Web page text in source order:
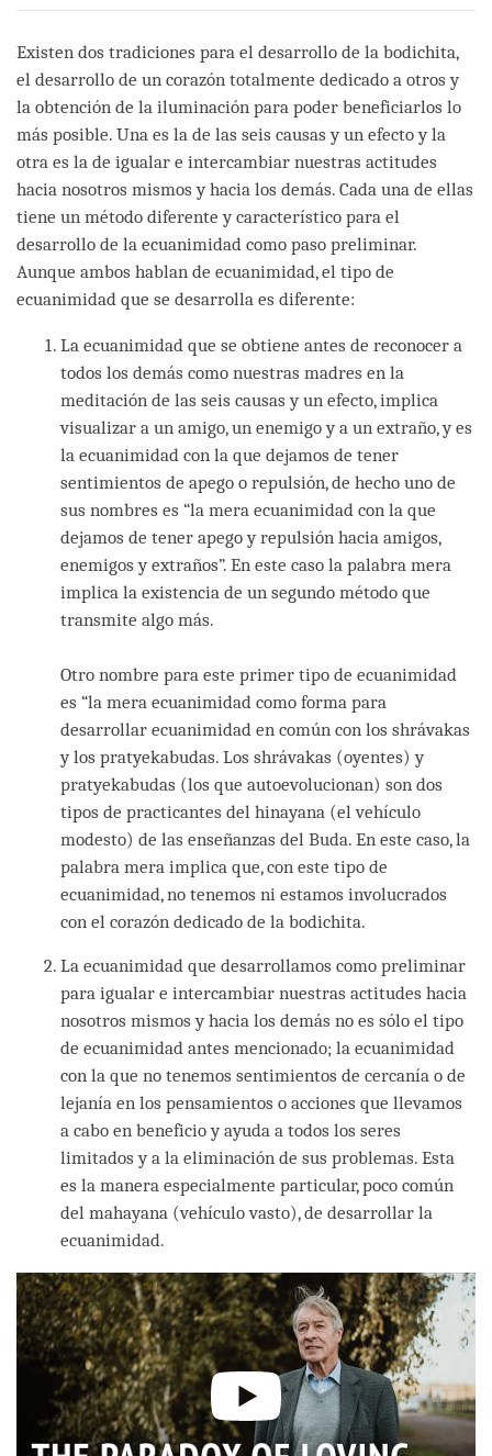
Existen dos tradiciones para el desarrollo de la bodichita,
el desarrollo de un corazón totalmente dedicado a otros y
la obtención de la iluminación para poder beneficiarlos lo
más posible. Una es la de las seis causas y un efecto y la
otra es la de igualar e intercambiar nuestras actitudes
hacia nosotros mismos y hacia los demás. Cada una de ellas
tiene un método diferente y característico para el
desarrollo de la ecuanimidad como paso preliminar.
Aunque ambos hablan de ecuanimidad, el tipo de
ecuanimidad que se desarrolla es diferente:
La ecuanimidad que se obtiene antes de reconocer a
todos los demás como nuestras madres en la
meditación de las seis causas y un efecto, implica
visualizar a un amigo, un enemigo y a un extraño, y es
la ecuanimidad con la que dejamos de tener
sentimientos de apego o repulsión, de hecho uno de
sus nombres es “la mera ecuanimidad con la que
dejamos de tener apego y repulsión hacia amigos,
enemigos y extraños”. En este caso la palabra mera
implica la existencia de un segundo método que
transmite algo más.
Otro nombre para este primer tipo de ecuanimidad
es “la mera ecuanimidad como forma para
desarrollar ecuanimidad en común con los shrávakas
y los pratyekabudas. Los shrávakas (oyentes) y
pratyekabudas (los que autoevolucionan) son dos
tipos de practicantes del hinayana (el vehículo
modesto) de las enseñanzas del Buda. En este caso, la
palabra mera implica que, con este tipo de
ecuanimidad, no tenemos ni estamos involucrados
con el corazón dedicado de la bodichita.
La ecuanimidad que desarrollamos como preliminar
para igualar e intercambiar nuestras actitudes hacia
nosotros mismos y hacia los demás no es sólo el tipo
de ecuanimidad antes mencionado; la ecuanimidad
con la que no tenemos sentimientos de cercanía o de
lejanía en los pensamientos o acciones que llevamos
a cabo en beneficio y ayuda a todos los seres
limitados y a la eliminación de sus problemas. Esta
es la manera especialmente particular, poco común
del mahayana (vehículo vasto), de desarrollar la
ecuanimidad.